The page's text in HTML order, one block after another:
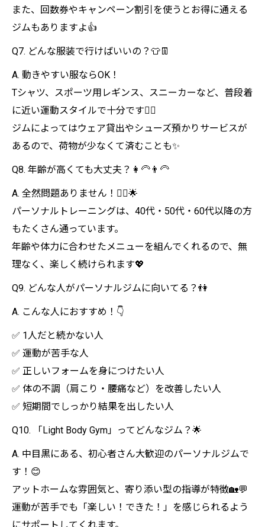
また、回数券やキャンペーン割引を使うとお得に通える
ジムもありますよ👍
Q7. どんな服装で行けばいいの？👕👖
A. 動きやすい服ならOK！
Tシャツ、スポーツ用レギンス、スニーカーなど、普段着
に近い運動スタイルで十分です🏃‍♂️
ジムによってはウェア貸出やシューズ預かりサービスが
あるので、荷物が少なくて済むことも✨
Q8. 年齢が高くても大丈夫？👩‍🦳👨‍🦳
A. 全然問題ありません！🙆‍♀️🌟
パーソナルトレーニングは、40代・50代・60代以降の方
もたくさん通っています。
年齢や体力に合わせたメニューを組んでくれるので、無
理なく、楽しく続けられます💖
Q9. どんな人がパーソナルジムに向いてる？👫
A. こんな人におすすめ！👇
✅ 1人だと続かない人
✅ 運動が苦手な人
✅ 正しいフォームを身につけたい人
✅ 体の不調（肩こり・腰痛など）を改善したい人
✅ 短期間でしっかり結果を出したい人
Q10. 「Light Body Gym」ってどんなジム？🌟
A. 中目黒にある、初心者さん大歓迎のパーソナルジムで
す！😊
アットホームな雰囲気と、寄り添い型の指導が特徴🏡💬
運動が苦手でも「楽しい！できた！」を感じられるよう